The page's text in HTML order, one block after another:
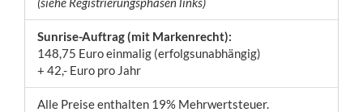
Sunrise-Auftrag (mit Markenrecht):
148,75 Euro einmalig (erfolgsunabhängig)
+ 42,- Euro pro Jahr
Alle Preise enthalten 19% Mehrwertsteuer.